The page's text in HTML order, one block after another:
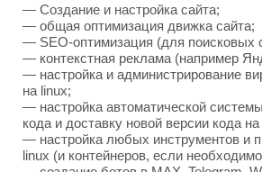
— Создание и настройка сайта;
— общая оптимизация движка сайта;
— SEO-оптимизация (для поисковых
— контекстная реклама (например
— настройка и администрирование
на linux;
— настройка автоматической
кода и доставку новой версии кода на
— настройка любых инструментов и
linux (и контейнеров, если